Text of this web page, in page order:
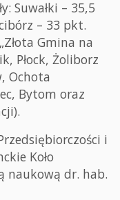
Suwałki – 35,5
– 33 pkt.
Gmina na
Płock, Żoliborz
Ochota
Bytom oraz
i
Koło
naukową dr. hab.